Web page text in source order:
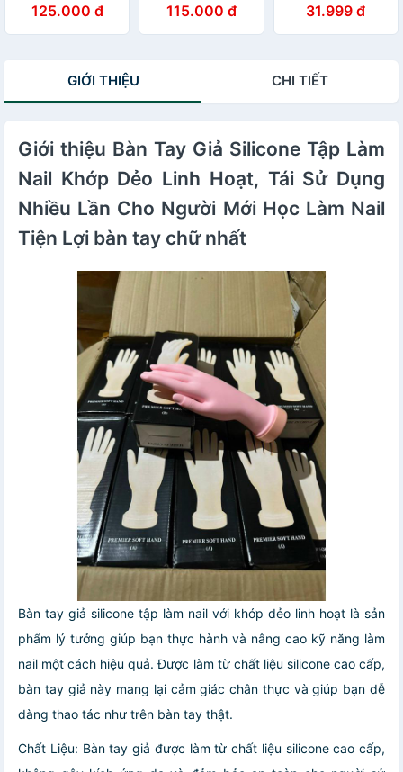
125.000 đ
chảnh
115.000 đ 31.999 đ
GIỚI THIỆU CHI TIẾT
Giới thiệu Bàn Tay Giả Silicone Tập Làm
Nail Khớp Dẻo Linh Hoạt, Tái Sử Dụng
Nhiều Lần Cho Người Mới Học Làm Nail
Tiện Lợi bàn tay chữ nhất
Bàn tay giả silicone tập làm nail với khớp dẻo linh hoạt là sản
phẩm lý tưởng giúp bạn thực hành và nâng cao kỹ năng làm
nail một cách hiệu quả. Được làm từ chất liệu silicone cao cấp,
bàn tay giả này mang lại cảm giác chân thực và giúp bạn dễ
dàng thao tác như trên bàn tay thật.
Chất Liệu: Bàn tay giả được làm từ chất liệu silicone cao cấp,